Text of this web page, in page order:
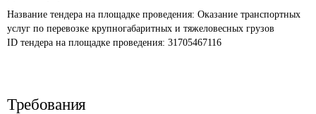
Название тендера на площадке проведения: Оказание транспортных
услуг по перевозке крупногабаритных и тяжеловесных грузов
ID тендера на площадке проведения: 31705467116
Требования